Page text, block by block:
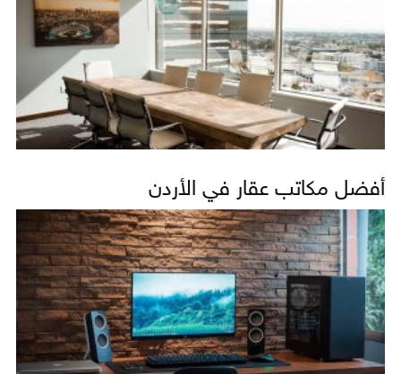
أفضل مكاتب عقار في الأردن